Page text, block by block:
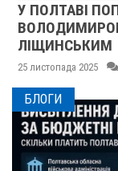
У ПОЛТАВІ
ЛІЩИНСЬКИМ
25 листопада 2025 0
БЛОГИ